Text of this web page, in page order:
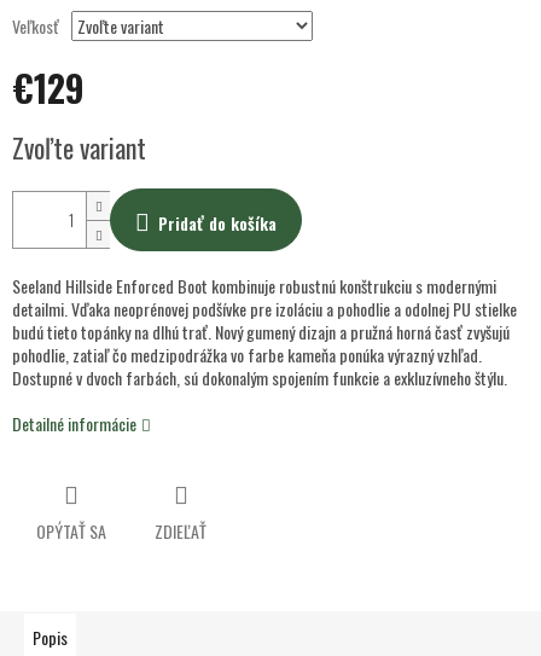
produktu
z
hviezdičiek.
Veľkosť
€129
cena:
Zvoľte variant
Pridať do košíka
Seeland Hillside Enforced Boot kombinuje robustnú konštrukciu s modernými
detailmi. Vďaka neoprénovej podšívke pre izoláciu a pohodlie a odolnej PU stielke
budú tieto topánky na dlhú trať. Nový gumený dizajn a pružná horná časť zvyšujú
pohodlie, zatiaľ čo medzipodrážka vo farbe kameňa ponúka výrazný vzhľad.
Dostupné v dvoch farbách, sú dokonalým spojením funkcie a exkluzívneho štýlu.
Detailné informácie
OPÝTAŤ SA ZDIEĽAŤ
Popis